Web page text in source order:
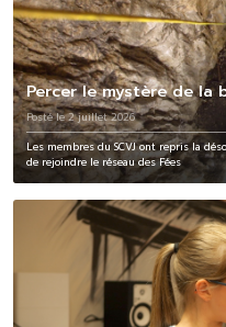
Percer le mystère de la
Posté le 2 juillet 2026
Les membres du SCVJ ont repris la
de rejoindre le réseau des Fées